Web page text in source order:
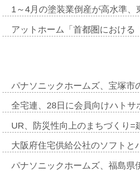
1～4月の塗装業倒産が高水準
アットホーム「首都圏におけ
パナソニックホームズ、宝塚
全宅連、28日に会員向けハト
UR、防災性向上のまちづくり
大阪府住宅供給公社のソフト
パナソニックホームズ、福島